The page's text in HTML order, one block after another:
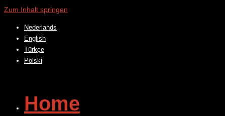
Zum Inhalt springen
Nederlands
English
Türkçe
Polski
Home